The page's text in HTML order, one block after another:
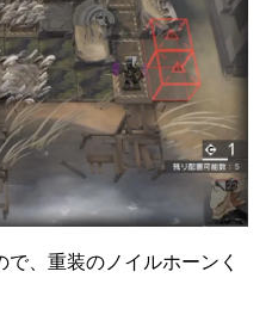
、重装のノイルホーンく